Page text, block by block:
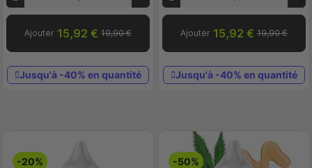
Ajouter 15,92 € 19,90 €
Jusqu'à -40% en quantité
Ajouter 15,92 € 19,90 €
Jusqu'à -40% en quantité
-20% -50%